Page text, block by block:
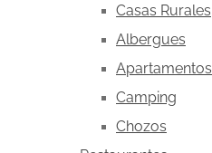
Casas Rurales
Albergues
Apartamentos
Camping
Chozos